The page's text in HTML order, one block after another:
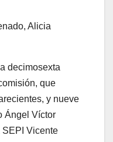
Alicia
decimosexta
que
y nueve
Ángel Víctor
SEPI Vicente